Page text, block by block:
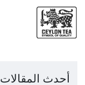
أحدث المقالات